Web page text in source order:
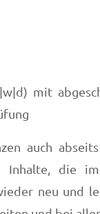
mit
auch
Inhalte, die
neu und